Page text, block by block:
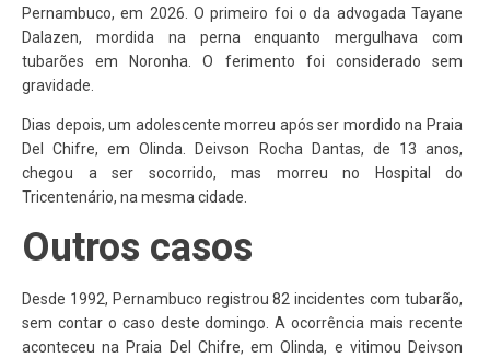
Pernambuco, em 2026. O primeiro foi o da advogada Tayane
Dalazen, mordida na perna enquanto mergulhava com
tubarões em Noronha. O ferimento foi considerado sem
gravidade.
Dias depois, um adolescente morreu após ser mordido na Praia
Del Chifre, em Olinda. Deivson Rocha Dantas, de 13 anos,
chegou a ser socorrido, mas morreu no Hospital do
Tricentenário, na mesma cidade.
Outros casos
Desde 1992, Pernambuco registrou 82 incidentes com tubarão,
sem contar o caso deste domingo. A ocorrência mais recente
aconteceu na Praia Del Chifre, em Olinda, e vitimou Deivson